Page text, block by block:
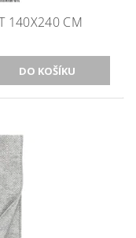
140X240 CM